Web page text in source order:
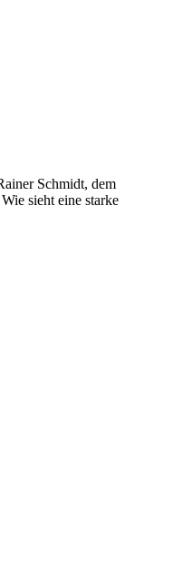
Schmidt, dem
sieht eine starke